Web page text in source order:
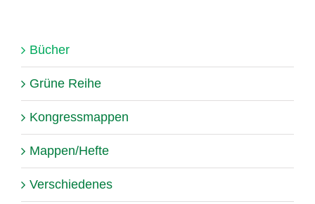
Bücher
Grüne Reihe
Kongressmappen
Mappen/Hefte
Verschiedenes